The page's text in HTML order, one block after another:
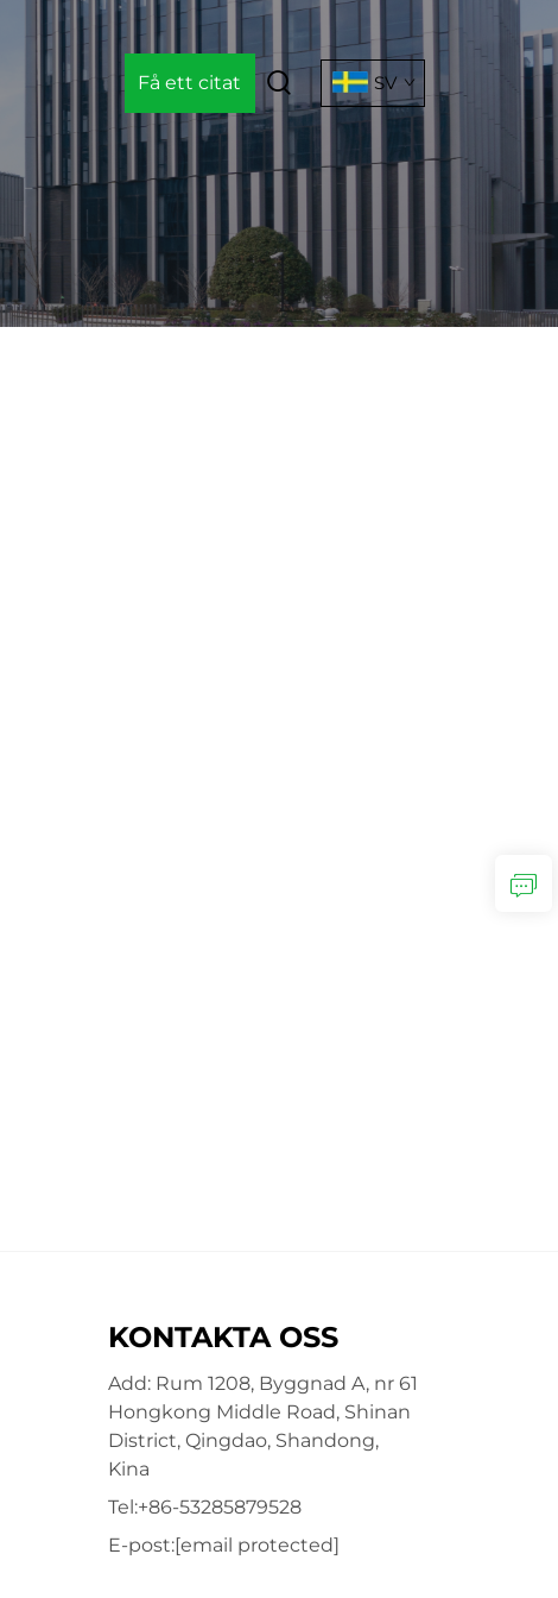
Få ett citat SV
KONTAKTA OSS
Add: Rum 1208, Byggnad A, nr 61
Hongkong Middle Road, Shinan
District, Qingdao, Shandong,
Kina
Tel:+86-53285879528
E-post:[email protected]